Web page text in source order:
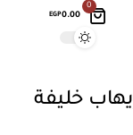
0
EGP0.00
خليفة